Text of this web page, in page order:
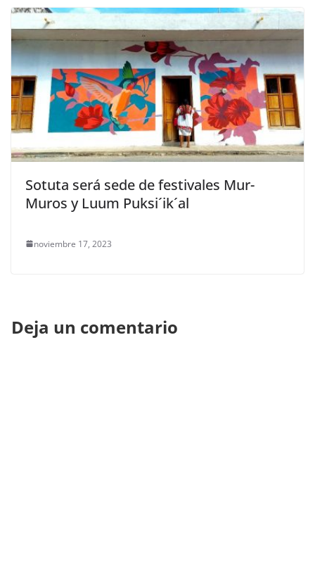
Sotuta será sede de festivales Mur-
Muros y Luum Puksi´ik´al
noviembre 17, 2023
Deja un comentario